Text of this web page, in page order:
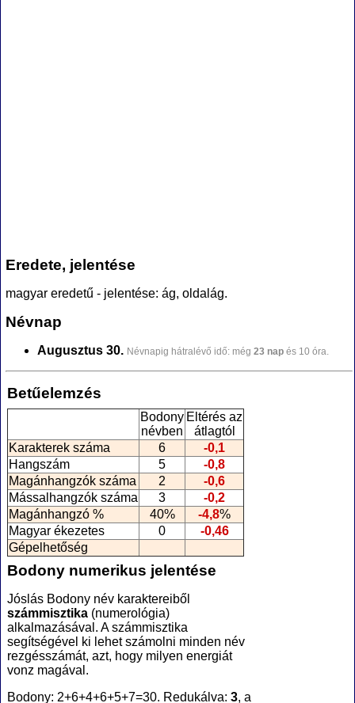
Eredete, jelentése
magyar eredetű - jelentése: ág, oldalág.
Névnap
Augusztus 30. Névnapig hátralévő idő: még 23 nap és 10 óra.
Betűelemzés
Bodony
névben
Eltérés az
átlagtól
Karakterek száma
6
-0,1
Hangszám
5
-0,8
Magánhangzók száma
2
-0,6
Mássalhangzók száma
3
-0,2
Magánhangzó %
40% -4,8%
Magyar ékezetes
0
-0,46
Gépelhetőség
Bodony numerikus jelentése
Jóslás Bodony név karaktereiből
számmisztika (numerológia)
alkalmazásával. A számmisztika
segítségével ki lehet számolni minden név
rezgésszámát, azt, hogy milyen energiát
vonz magával.
Bodony: 2+6+4+6+5+7=30. Redukálva: 3, a